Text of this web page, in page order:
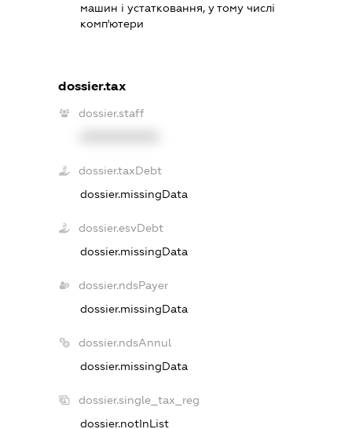
машин і устатковання, у тому числі
комп'ютери
dossier.tax
dossier.staff
dossier.taxDebt
dossier.missingData
dossier.esvDebt
dossier.missingData
dossier.ndsPayer
dossier.missingData
dossier.ndsAnnul
dossier.missingData
dossier.single_tax_reg
dossier.notInList